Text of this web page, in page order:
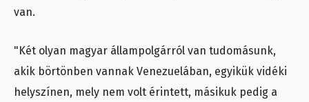
van.
"Két olyan magyar állampolgárról van tudomásunk,
akik börtönben vannak Venezuelában, egyikük vidéki
helyszínen, mely nem volt érintett, másikuk pedig a